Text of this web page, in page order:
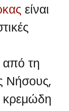
είναι
από τη
Νήσους,
κρεμώδη